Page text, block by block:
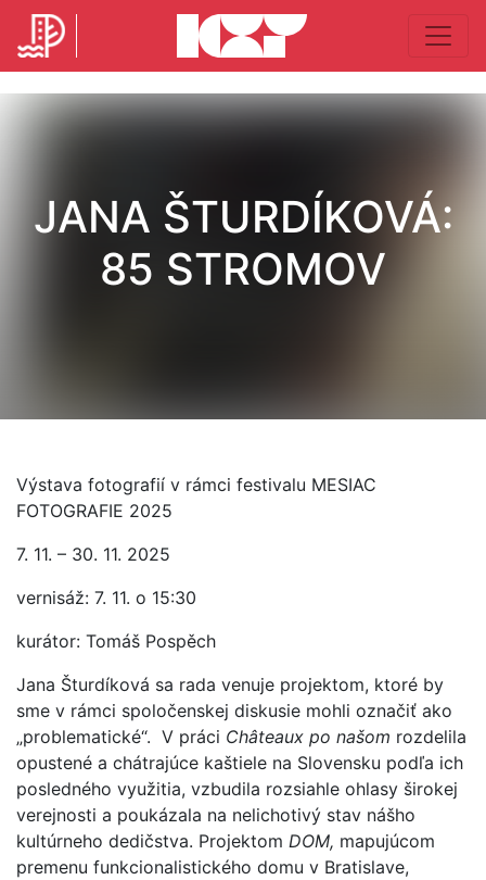
JANA ŠTURDÍKOVÁ:
85 STROMOV
Výstava fotografií v rámci festivalu MESIAC
FOTOGRAFIE 2025
7. 11. – 30. 11. 2025
vernisáž: 7. 11. o 15:30
kurátor: Tomáš Pospěch
Jana Šturdíková sa rada venuje projektom, ktoré by
sme v rámci spoločenskej diskusie mohli označiť ako
„problematické“. V práci Châteaux po našom rozdelila
opustené a chátrajúce kaštiele na Slovensku podľa ich
posledného využitia, vzbudila rozsiahle ohlasy širokej
verejnosti a poukázala na nelichotivý stav nášho
kultúrneho dedičstva. Projektom DOM, mapujúcom
premenu funkcionalistického domu v Bratislave,